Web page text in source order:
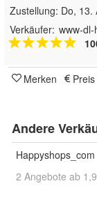
Zustellung: Do, 13.
Verkäufer: www-
Merken
Andere
Happyshops_com
2 Angebote ab